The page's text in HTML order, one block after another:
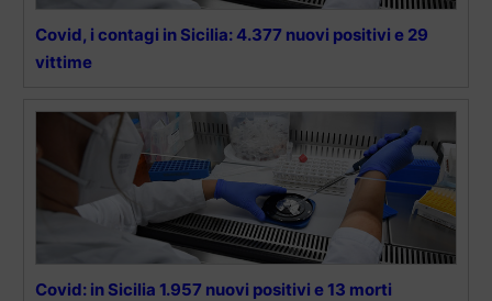
Covid, i contagi in Sicilia: 4.377 nuovi positivi e 29
vittime
Covid: in Sicilia 1.957 nuovi positivi e 13 morti